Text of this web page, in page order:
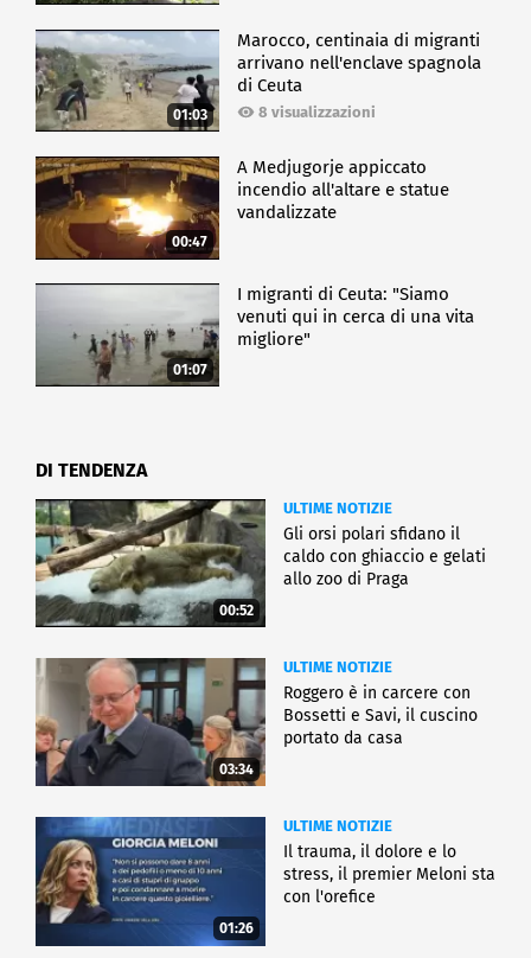
01:03
Marocco, centinaia di migranti
arrivano nell'enclave spagnola
di Ceuta
8 visualizzazioni
00:47
A Medjugorje appiccato
incendio all'altare e statue
vandalizzate
01:07
I migranti di Ceuta: "Siamo
venuti qui in cerca di una vita
migliore"
DI TENDENZA
00:52
ULTIME NOTIZIE
Gli orsi polari sfidano il
caldo con ghiaccio e gelati
allo zoo di Praga
03:34
ULTIME NOTIZIE
Roggero è in carcere con
Bossetti e Savi, il cuscino
portato da casa
01:26
ULTIME NOTIZIE
Il trauma, il dolore e lo
stress, il premier Meloni sta
con l'orefice